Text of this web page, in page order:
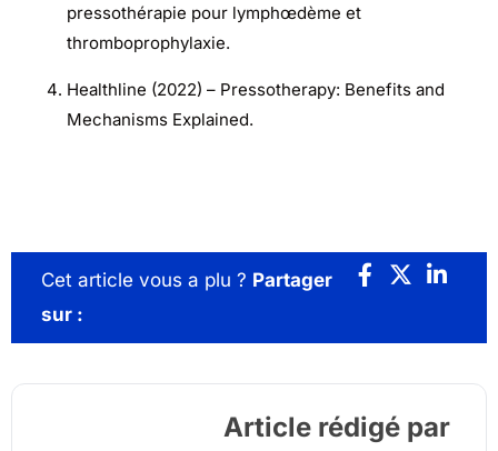
pressothérapie pour lymphœdème et
thromboprophylaxie.
Healthline (2022) – Pressotherapy: Benefits and
Mechanisms Explained.
Cet article vous a plu ? Partager
sur :
Article rédigé par